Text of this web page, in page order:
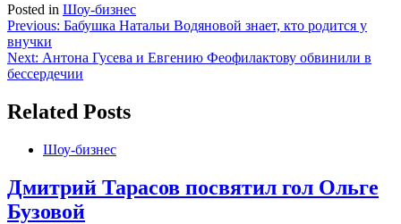
Posted in Шоу-бизнес
Навигация
по
записям
Previous: Бабушка Натальи Водяновой знает, кто родится у
внучки
Next: Антона Гусева и Евгению Феофилактову обвинили в
бессердечии
Related Posts
Шоу-бизнес
Дмитрий Тарасов посвятил гол Ольге
Бузовой